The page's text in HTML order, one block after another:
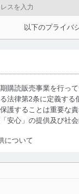
以下のプライバ
購読販売事業を行っ
法律第2条に定義す
護することは重要な
安心」の提供及び社
について
用・提供に際して、